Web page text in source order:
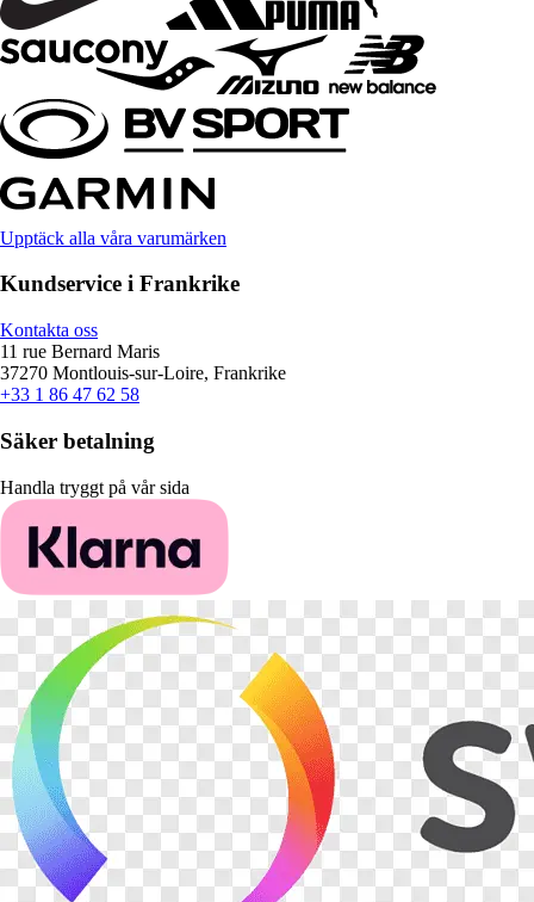
Upptäck alla våra varumärken
Kundservice i Frankrike
Kontakta oss
11 rue Bernard Maris
37270 Montlouis-sur-Loire, Frankrike
+33 1 86 47 62 58
Säker betalning
Handla tryggt på vår sida